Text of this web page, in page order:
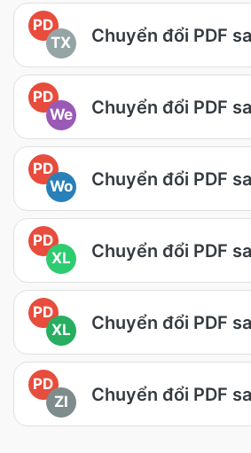
PD
TX
Chuyển đổi PDF
PD
We
Chuyển đổi PDF
PD
Wo
Chuyển đổi PDF
PD
XL
Chuyển đổi PDF
PD
XL
Chuyển đổi PDF
PD
ZI
Chuyển đổi PDF